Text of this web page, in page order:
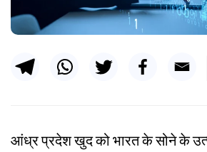
आंध्र प्रदेश खुद को भारत के सोने के